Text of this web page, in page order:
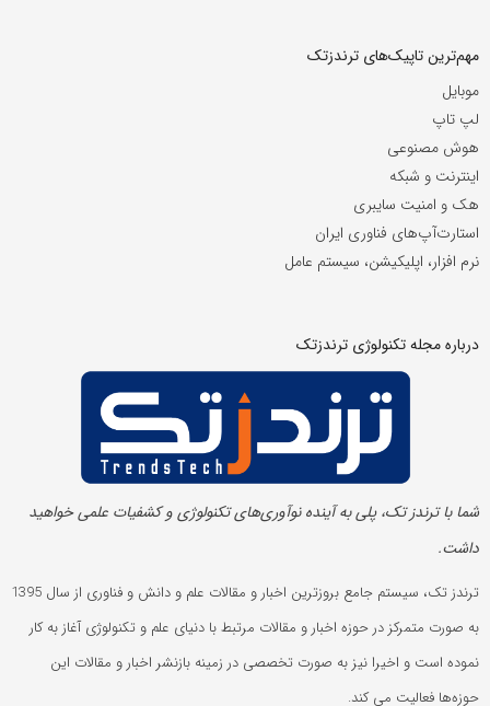
مهم‌ترین تاپیک‌های ترندزتک
موبایل
لپ تاپ
هوش مصنوعی
اینترنت و شبکه
هک و امنیت سایبری
استارت‌آپ‌های فناوری ایران
نرم افزار، اپلیکیشن، سیستم عامل
درباره مجله تکنولوژی ترندزتک
شما با ترندز تک، پلی به آینده‌ نوآوری‌های تکنولوژی و کشفیات علمی خواهید
داشت.
ترندز تک، سیستم جامع بروزترین اخبار و مقالات علم و دانش و فناوری از سال 1395
به صورت متمرکز در حوزه اخبار و مقالات مرتبط با دنیای علم و تکنولوژی آغاز به کار
نموده است و اخیرا نیز به صورت تخصصی در زمینه بازنشر اخبار و مقالات این
حوزه‌ها فعالیت می کند.